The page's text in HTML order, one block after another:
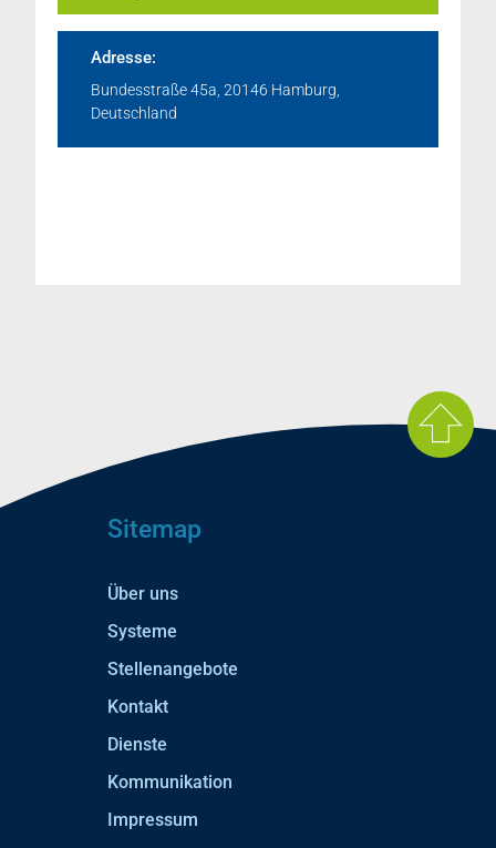
Adresse:
Bundesstraße 45a, 20146 Hamburg,
Deutschland
Sitemap
Über uns
Systeme
Stellenangebote
Kontakt
Dienste
Kommunikation
Impressum